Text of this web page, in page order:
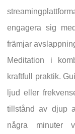
engagera sig
främjar
Meditation i
kraftfull praktik.
ljud eller
tillstånd av djup
några minuter